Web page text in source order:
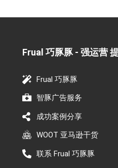
Frual 巧豚豚 - 强运营
Frual 巧豚豚
智豚广告服务
成功案例分享
WOOT 亚马逊干货
联系 Frual 巧豚豚